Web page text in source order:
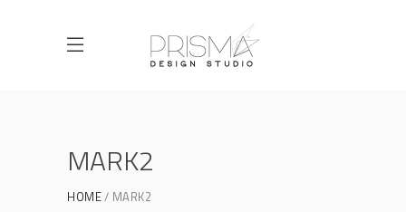
MARK2
HOME MARK2